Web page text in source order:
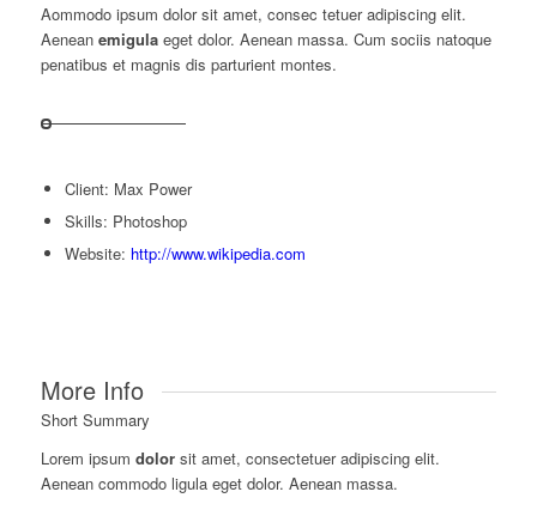
Aommodo ipsum dolor sit amet, consec tetuer adipiscing elit.
Aenean emigulaeget dolor. Aenean massa. Cum sociis natoque
penatibus et magnis dis parturient montes.
Client: Max Power
Skills: Photoshop
Website: http://www.wikipedia.com
More Info
Short Summary
Lorem ipsum dolorsit amet, consectetuer adipiscing elit.
Aenean commodo ligula eget dolor. Aenean massa.